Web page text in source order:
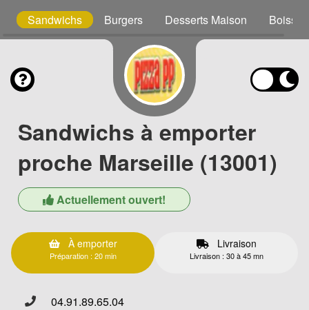
Sandwichs Burgers Desserts Maison
Sandwichs à emporter
proche Marseille (13001)
Actuellement ouvert!
À emporter
Préparation : 20 min
Livraison
Livraison : 30 à 45 mn
04.91.89.65.04